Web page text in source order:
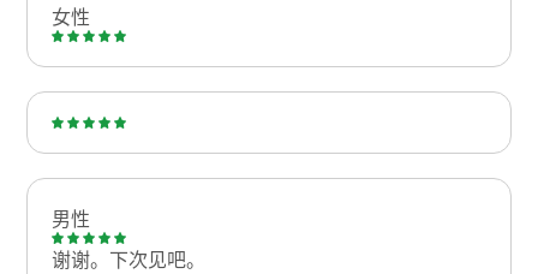
女性
男性
谢谢。下次见吧。